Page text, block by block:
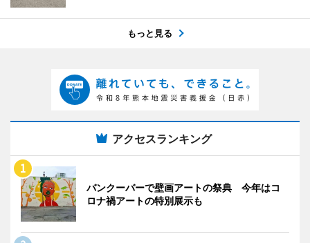
もっと見る
アクセスランキング
バンクーバーで壁画アートの祭典 今年はコ
ロナ禍アートの特別展示も